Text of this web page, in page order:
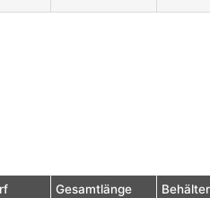
Gesamtlänge